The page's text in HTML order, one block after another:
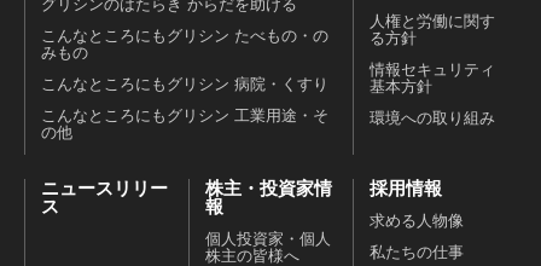
グリシンのはたらき からだを助ける
こんなところにもグリシン たべもの・の
みもの
こんなところにもグリシン 病院・くすり
こんなところにもグリシン 工業用途・そ
の他
人権と労働に関す
る方針
情報セキュリティ
基本方針
環境への取り組み
ニュースリリー
ス
株主・投資家情
報
個人投資家・個人
株主の皆様へ
採用情報
求める人物像
私たちの仕事